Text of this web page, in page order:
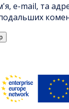
e-mail, та